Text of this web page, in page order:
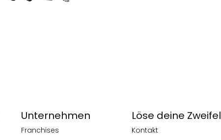
Unternehmen
Franchises
Löse deine Zweifel
Kontakt